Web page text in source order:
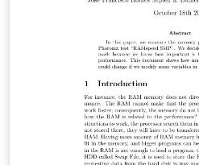
Afknottingen van deze
maken van animaties. Tot slot
in een tollende perspectief.
besteed aan het gebruik van
algoritme voor de